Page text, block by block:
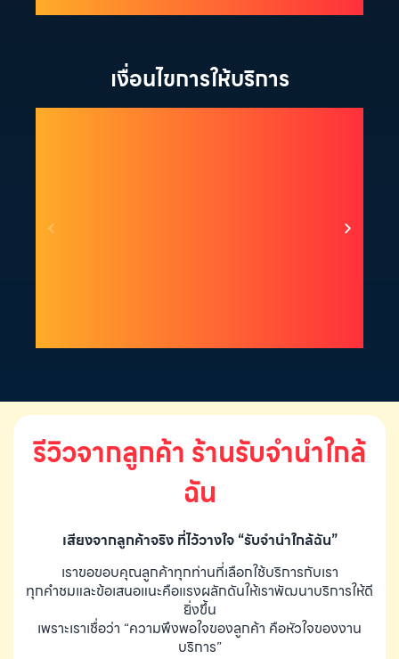
ผู้นำสินค้ามาจำนำ ต้องเป็นเจ้าของสินค้า โดยเราจะไม่รับจำนำ
เงื่อนไขการให้บริการ
ว่าต้องการนำสินค้าชนิดใดมาจำนำ โดยแจ้งรุ่นสินค้า และ ประเมิน
รีวิวจากลูกค้า ร้านรับจำนำใกล้
ฉัน
เสียงจากลูกค้าจริง ที่ไว้วางใจ “รับจำนำใกล้ฉัน”
เราขอขอบคุณลูกค้าทุกท่านที่เลือกใช้บริการกับเรา
ทุกคำชมและข้อเสนอแนะคือแรงผลักดันให้เราพัฒนาบริการให้ดี
ยิ่งขึ้น
เพราะเราเชื่อว่า “ความพึงพอใจของลูกค้า คือหัวใจของงาน
บริการ”